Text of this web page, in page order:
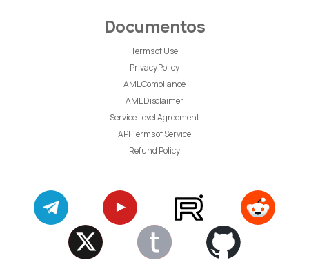
Documentos
Terms of Use
Privacy Policy
AML Compliance
AML Disclaimer
Service Level Agreement
API Terms of Service
Refund Policy